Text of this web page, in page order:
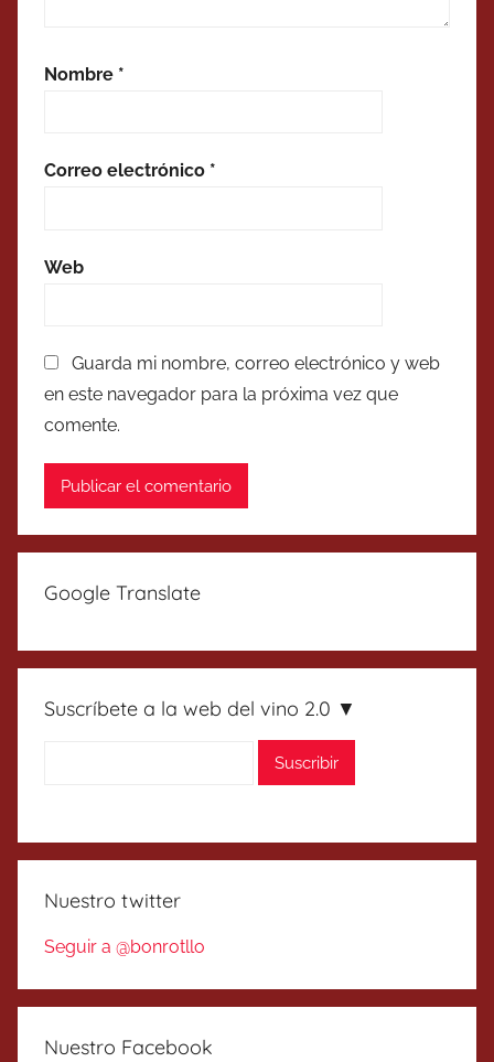
Nombre *
Correo electrónico *
Web
Guarda mi nombre, correo electrónico y web
en este navegador para la próxima vez que
comente.
Google Translate
Suscríbete a la web del vino 2.0 ▼
Nuestro twitter
Seguir a @bonrotllo
Nuestro Facebook